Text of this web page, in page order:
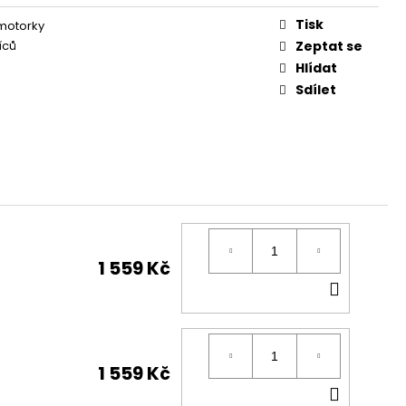
Tisk
Zeptat se
Hlídat
Sdílet
1 559 Kč
1 559 Kč